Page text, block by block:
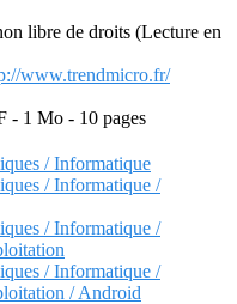
libre de droits (Lecture en
www.trendmicro.fr/
- 1 Mo - 10 pages
/ Informatique
/ Informatique /
/ Informatique /
/ Informatique /
/ Android